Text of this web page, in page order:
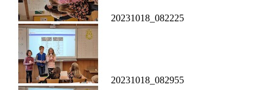
20231018_082225
20231018_082955